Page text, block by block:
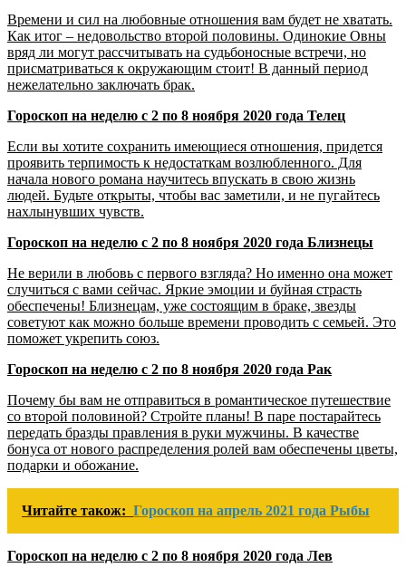
Времени и сил на любовные отношения вам будет не хватать.
Как итог – недовольство второй половины. Одинокие Овны
вряд ли могут рассчитывать на судьбоносные встречи, но
присматриваться к окружающим стоит! В данный период
нежелательно заключать брак.
Гороскоп на неделю с 2 по 8 ноября 2020 года Телец
Если вы хотите сохранить имеющиеся отношения, придется
проявить терпимость к недостаткам возлюбленного. Для
начала нового романа научитесь впускать в свою жизнь
людей. Будьте открыты, чтобы вас заметили, и не пугайтесь
нахлынувших чувств.
Гороскоп на неделю с 2 по 8 ноября 2020 года Близнецы
Не верили в любовь с первого взгляда? Но именно она может
случиться с вами сейчас. Яркие эмоции и буйная страсть
обеспечены! Близнецам, уже состоящим в браке, звезды
советуют как можно больше времени проводить с семьей. Это
поможет укрепить союз.
Гороскоп на неделю с 2 по 8 ноября 2020 года Рак
Почему бы вам не отправиться в романтическое путешествие
со второй половиной? Стройте планы! В паре постарайтесь
передать бразды правления в руки мужчины. В качестве
бонуса от нового распределения ролей вам обеспечены цветы,
подарки и обожание.
Читайте також: Гороскоп на апрель 2021 года Рыбы
Гороскоп на неделю с 2 по 8 ноября 2020 года Лев